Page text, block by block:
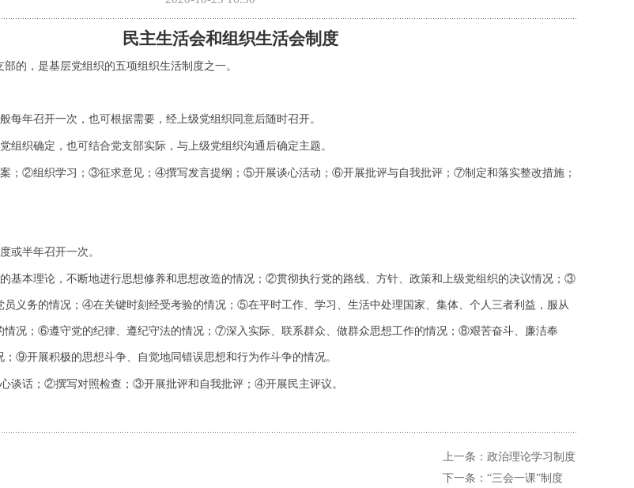
民主生活会和组织生活会制度
的，是基层党组织的五项组织生活制度之一。
每年召开一次，也可根据需要，经上级党组织同意后随时召开。
组织确定，也可结合党支部实际，与上级党组织沟通后确定主题。
； ②组织学习； ③征求意见； ④撰写发言提纲； ⑤开展谈心活动； ⑥开展批评与自我批评； ⑦制定和落实整改措施；
或半年召开一次。
基本理论，不断地进行思想修养和思想改造的情况； ②贯彻执行党的路线、方针、政策和上级党组织的决议情况； ③
义务的情况； ④在关键时刻经受考验的情况； ⑤在平时工作、学习、生活中处理国家、集体、个人三者利益，服从
况； ⑥遵守党的纪律、遵纪守法的情况； ⑦深入实际、联系群众、做群众思想工作的情况； ⑧艰苦奋斗、廉洁奉
⑨开展积极的思想斗争、自觉地同错误思想和行为作斗争的情况。
谈话； ②撰写对照检查； ③开展批评和自我批评； ④开展民主评议。
上一条：政治理论学习制度
下一条：“三会一课”制度